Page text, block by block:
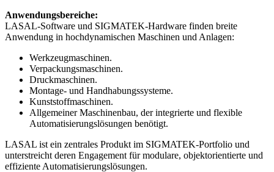
Anwendungsbereiche:
LASAL-Software und SIGMATEK-Hardware finden breite
Anwendung in hochdynamischen Maschinen und Anlagen:
Werkzeugmaschinen.
Verpackungsmaschinen.
Druckmaschinen.
Montage- und Handhabungssysteme.
Kunststoffmaschinen.
Allgemeiner Maschinenbau, der integrierte und flexible
Automatisierungslösungen benötigt.
LASAL ist ein zentrales Produkt im SIGMATEK-Portfolio und
unterstreicht deren Engagement für modulare, objektorientierte und
effiziente Automatisierungslösungen.